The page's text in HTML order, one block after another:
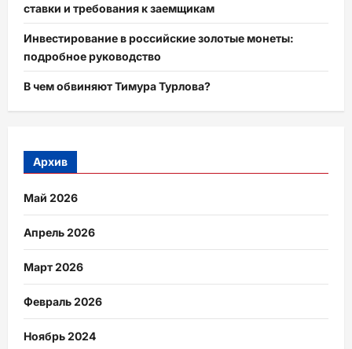
ставки и требования к заемщикам
Инвестирование в российские золотые монеты:
подробное руководство
В чем обвиняют Тимура Турлова?
Архив
Май 2026
Апрель 2026
Март 2026
Февраль 2026
Ноябрь 2024